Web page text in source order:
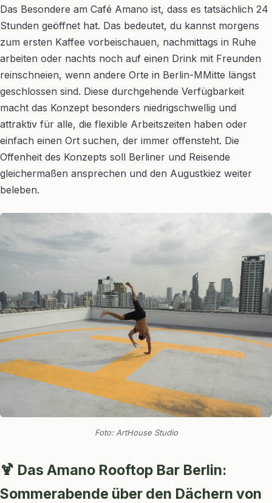
Das Besondere am Café Amano ist, dass es tatsächlich 24
Stunden geöffnet hat. Das bedeutet, du kannst morgens
zum ersten Kaffee vorbeischauen, nachmittags in Ruhe
arbeiten oder nachts noch auf einen Drink mit Freunden
reinschneien, wenn andere Orte in Berlin-MMitte längst
geschlossen sind. Diese durchgehende Verfügbarkeit
macht das Konzept besonders niedrigschwellig und
attraktiv für alle, die flexible Arbeitszeiten haben oder
einfach einen Ort suchen, der immer offensteht. Die
Offenheit des Konzepts soll Berliner und Reisende
gleichermaßen ansprechen und den Augustkiez weiter
beleben.
Foto: ArtHouse Studio
🍹 Das Amano Rooftop Bar Berlin:
Sommerabende über den Dächern von